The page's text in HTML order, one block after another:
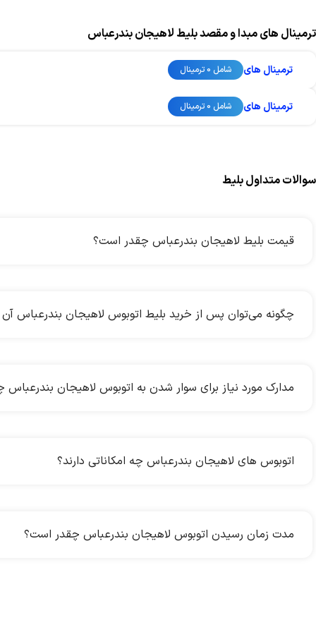
ترمینال های مبدا و مقصد بلیط لاهیجان بندرعباس
ترمینال های شامل 0 ترمینال
ترمینال های شامل 0 ترمینال
سوالات متداول بلیط
قیمت بلیط لاهیجان بندرعباس چقدر است؟
چگونه می‌توان پس از خرید بلیط اتوبوس لاهیجان بندرعباس آن
مدارک مورد نیاز برای سوار شدن به اتوبوس لاهیجان
اتوبوس های لاهیجان بندرعباس چه امکاناتی دارند؟
مدت زمان رسیدن اتوبوس لاهیجان بندرعباس چقدر است؟